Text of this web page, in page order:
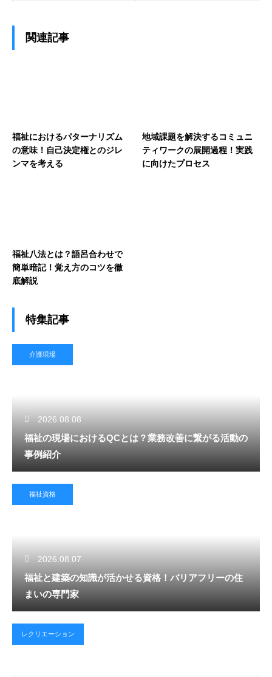
関連記事
福祉におけるパターナリズム
の意味！自己決定権とのジレ
ンマを考える
地域課題を解決するコミュニ
ティワークの展開過程！実践
に向けたプロセス
福祉八法とは？語呂合わせで
簡単暗記！覚え方のコツを徹
底解説
特集記事
介護現場
2026.08.08
福祉の現場におけるQCとは？業務改善に繋がる活動の
事例紹介
福祉資格
2026.08.07
福祉と建築の知識が活かせる資格！バリアフリーの住
まいの専門家
レクリエーション